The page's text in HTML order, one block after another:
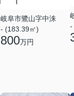
岐阜市鷺山字中洙
- (183.39㎡)
800万円
-